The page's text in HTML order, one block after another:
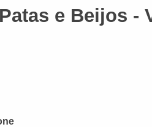
e Beijos -